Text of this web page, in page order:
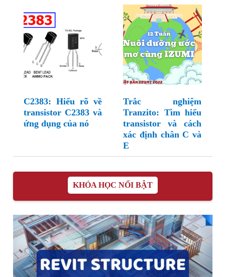
C2383: Hiểu rõ về
transistor C2383 và
ứng dụng của nó
Trắc nghiệm
Tranzito: Tìm hiểu
transistor và cách
xác định chân C và
E
KHÓA HỌC NỔI BẬT